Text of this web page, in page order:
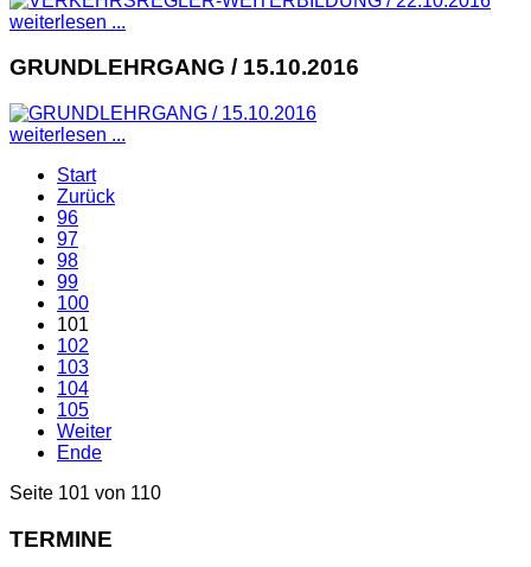
weiterlesen ...
GRUNDLEHRGANG / 15.10.2016
weiterlesen ...
Start
Zurück
96
97
98
99
100
101
102
103
104
105
Weiter
Ende
Seite 101 von 110
TERMINE